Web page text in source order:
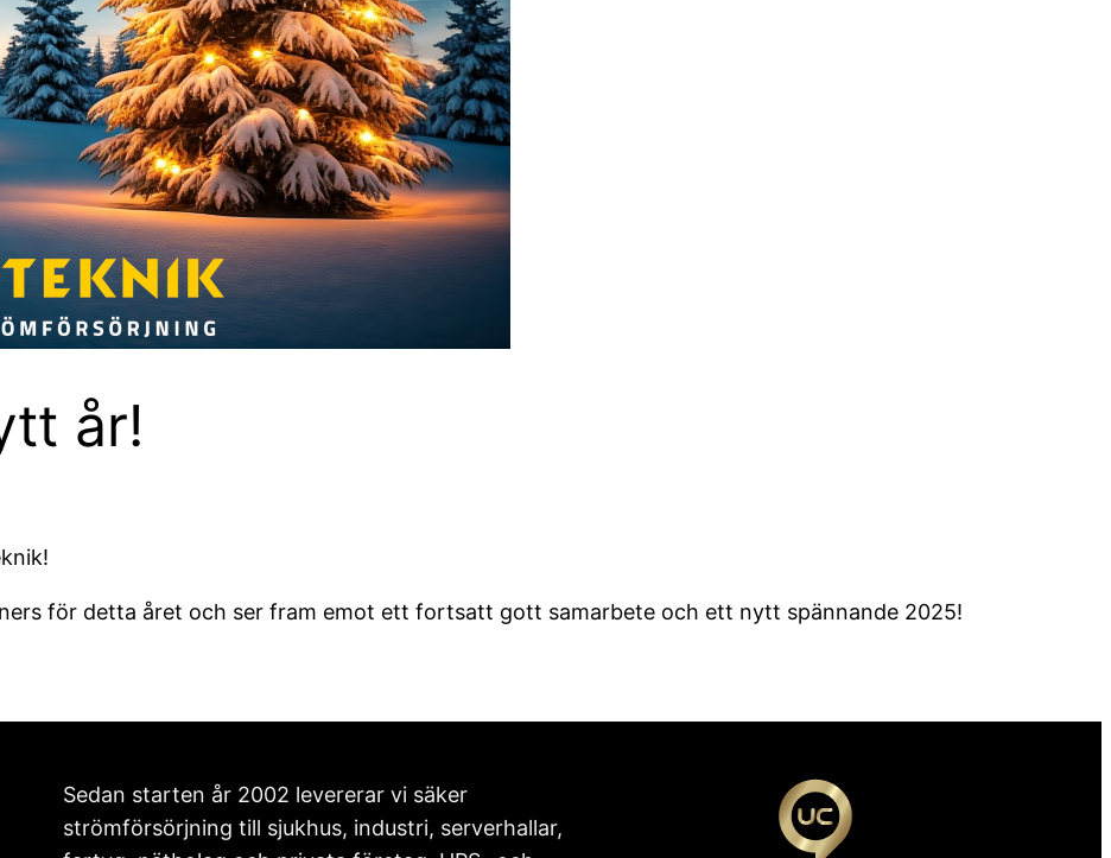
år!
för detta året och ser fram emot ett fortsatt gott samarbete och ett nytt spännande 2025!
Sedan starten år 2002 levererar vi säker
strömförsörjning till sjukhus, industri, serverhallar,